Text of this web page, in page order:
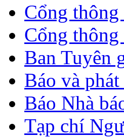
Cổng
Cổng
Ban Tuyên
Báo và
Báo Nhà
Tạp chí